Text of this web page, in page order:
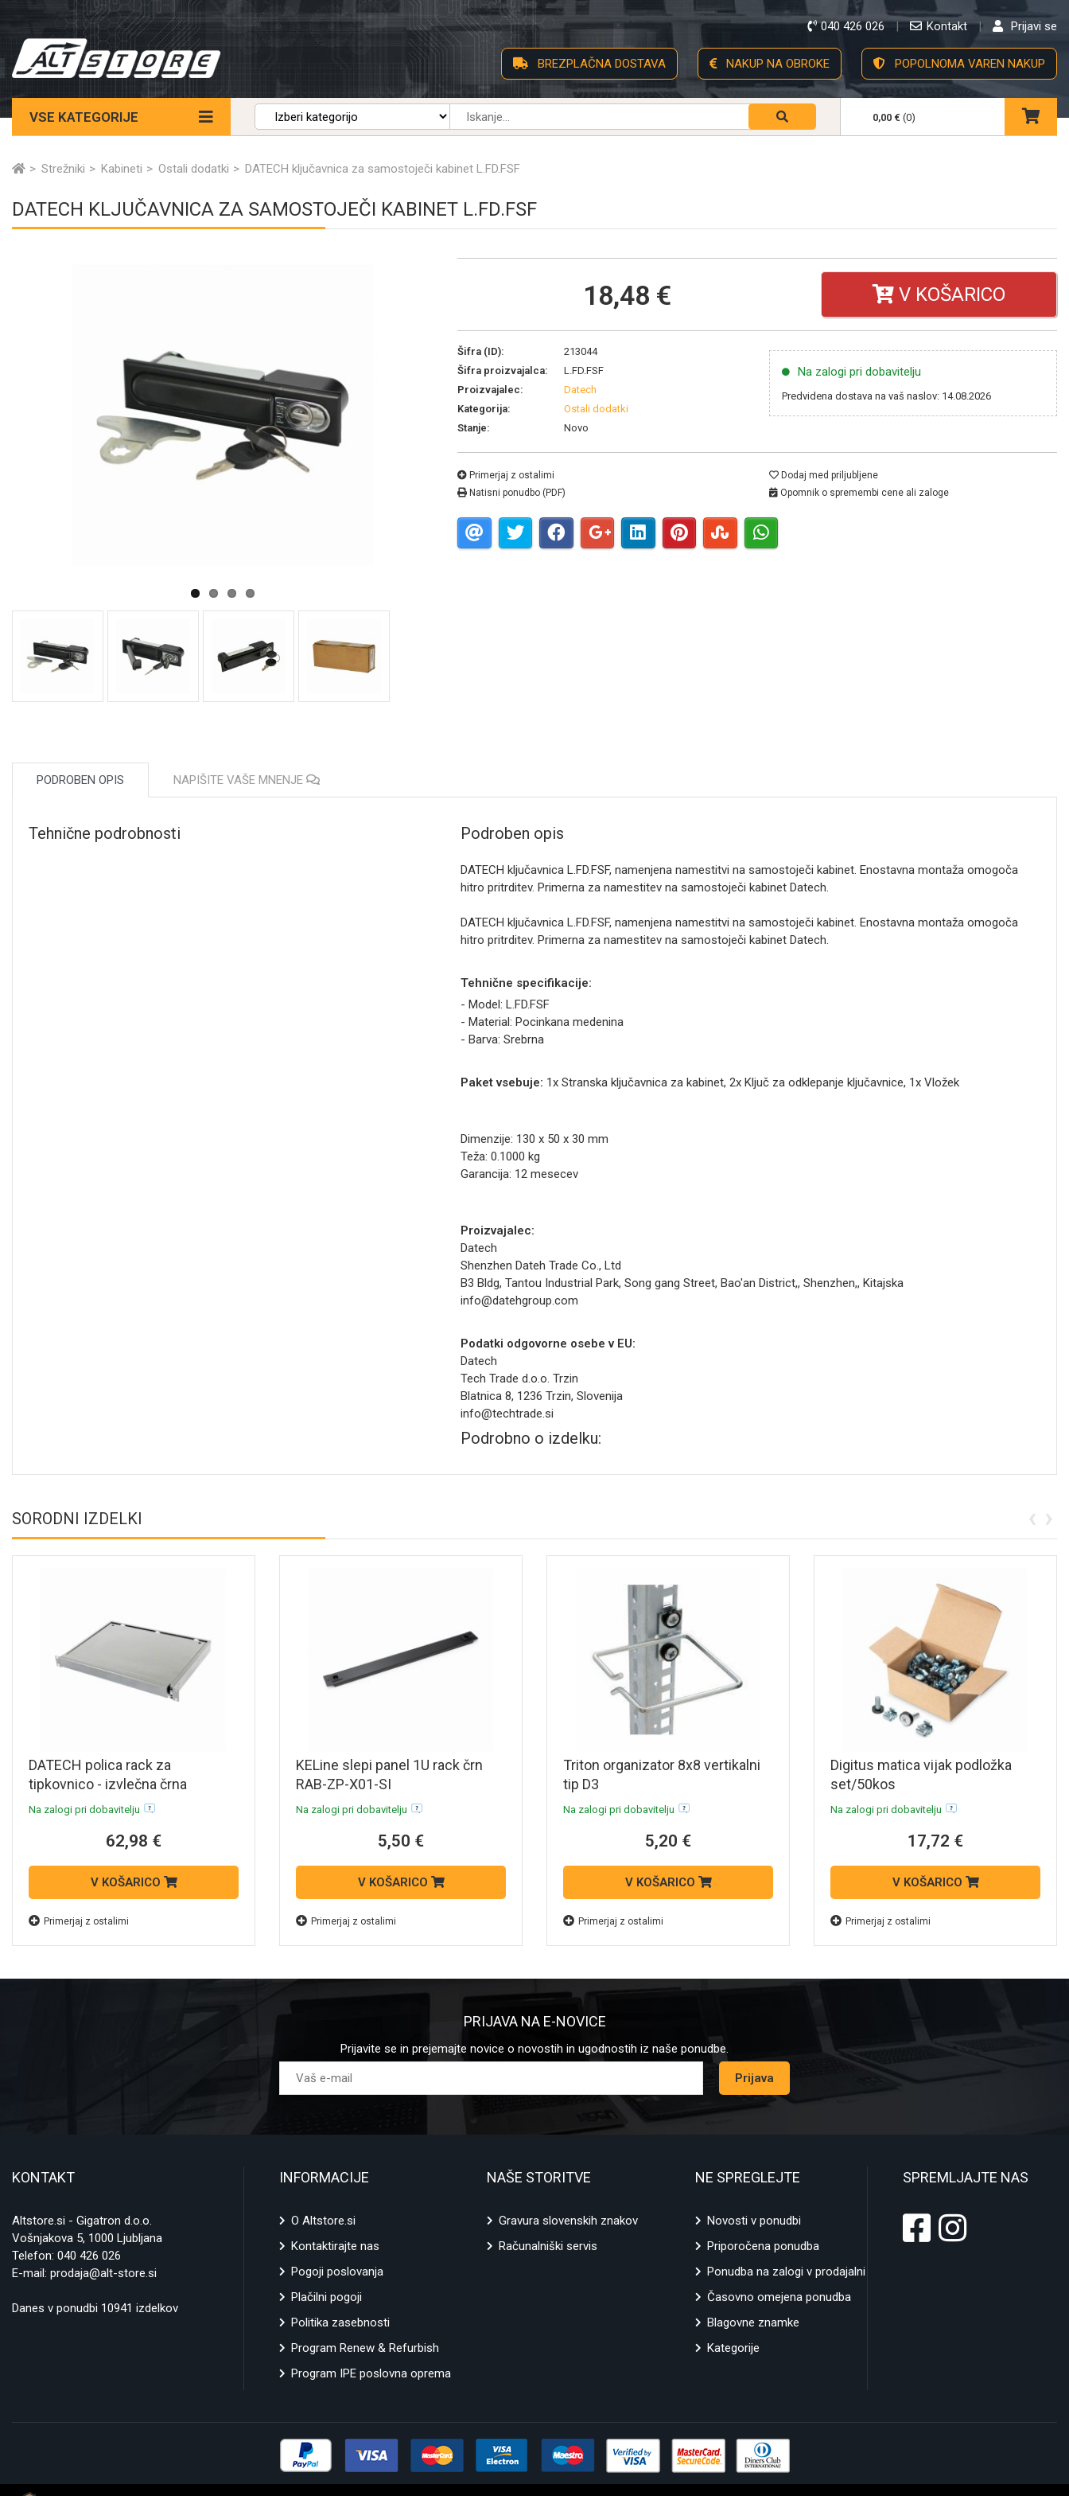
040 426 026 Kontakt Prijavi se
BREZPLAČNA DOSTAVA NAKUP NA OBROKE POPOLNOMA VAREN NAKUP
VSE KATEGORIJE 0,00 € (0)
Strežniki Kabineti Ostali dodatki DATECH ključavnica za samostoječi kabinet L.FD.FSF
DATECH KLJUČAVNICA ZA SAMOSTOJEČI KABINET L.FD.FSF
18,48 € V KOŠARICO
Šifra (ID):
213044
Šifra proizvajalca:
L.FD.FSF
Proizvajalec:
Datech
Kategorija:
Ostali dodatki
Stanje:
Novo
Na zalogi pri dobavitelju
Predvidena dostava na vaš naslov: 14.08.2026
Primerjaj z ostalimi
Natisni ponudbo (PDF)
Dodaj med priljubljene
Opomnik o spremembi cene ali zaloge
PODROBEN OPIS NAPIŠITE VAŠE MNENJE
Tehnične podrobnosti Podroben opis
DATECH ključavnica L.FD.FSF, namenjena namestitvi na samostoječi kabinet. Enostavna montaža omogoča
hitro pritrditev. Primerna za namestitev na samostoječi kabinet Datech.
DATECH ključavnica L.FD.FSF, namenjena namestitvi na samostoječi kabinet. Enostavna montaža omogoča
hitro pritrditev. Primerna za namestitev na samostoječi kabinet Datech.
Tehnične specifikacije:
- Model: L.FD.FSF
- Material: Pocinkana medenina
- Barva: Srebrna
Paket vsebuje: 1x Stranska ključavnica za kabinet, 2x Ključ za odklepanje ključavnice, 1x Vložek
Dimenzije: 130 x 50 x 30 mm
Teža: 0.1000 kg
Garancija: 12 mesecev
Proizvajalec:
Datech
Shenzhen Dateh Trade Co., Ltd
B3 Bldg, Tantou Industrial Park, Song gang Street, Bao'an District,, Shenzhen,, Kitajska
info@datehgroup.com
Podatki odgovorne osebe v EU:
Datech
Tech Trade d.o.o. Trzin
Blatnica 8, 1236 Trzin, Slovenija
info@techtrade.si
Podrobno o izdelku:
SORODNI IZDELKI
DATECH polica rack za
tipkovnico - izvlečna črna
DT.KP00
Na zalogi pri dobavitelju
62,98 €
V KOŠARICO
Primerjaj z ostalimi
KELine slepi panel 1U rack črn
RAB-ZP-X01-SI
Na zalogi pri dobavitelju
5,50 €
V KOŠARICO
Primerjaj z ostalimi
Triton organizator 8x8 vertikalni
tip D3
Na zalogi pri dobavitelju
5,20 €
V KOŠARICO
Primerjaj z ostalimi
Digitus matica vijak podložka
set/50kos
Na zalogi pri dobavitelju
17,72 €
V KOŠARICO
Primerjaj z ostalimi
‹ ›
PRIJAVA NA E-NOVICE
Prijavite se in prejemajte novice o novostih in ugodnostih iz naše ponudbe.
Prijava
KONTAKT
Altstore.si - Gigatron d.o.o.
Vošnjakova 5, 1000 Ljubljana
Telefon: 040 426 026
E-mail: prodaja@alt-store.si
Danes v ponudbi 10941 izdelkov
INFORMACIJE
O Altstore.si
Kontaktirajte nas
Pogoji poslovanja
Plačilni pogoji
Politika zasebnosti
Program Renew & Refurbish
Program IPE poslovna oprema
NAŠE STORITVE
Gravura slovenskih znakov
Računalniški servis
NE SPREGLEJTE
Novosti v ponudbi
Priporočena ponudba
Ponudba na zalogi v prodajalni
Časovno omejena ponudba
Blagovne znamke
Kategorije
SPREMLJAJTE NAS